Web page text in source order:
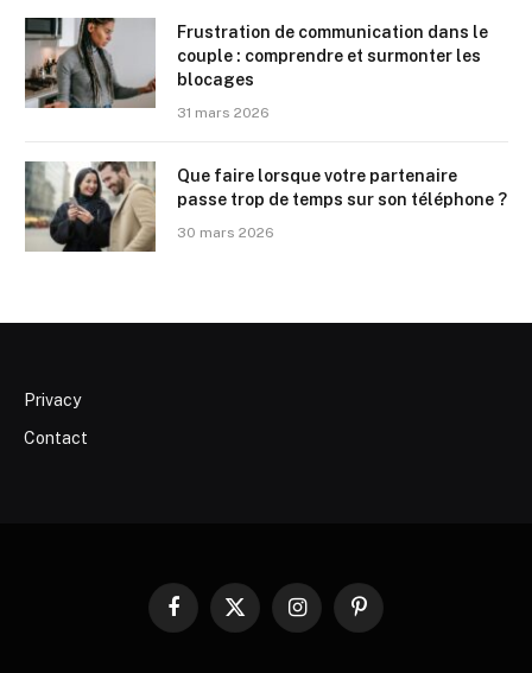
Frustration de communication dans le
couple : comprendre et surmonter les
blocages
31 mars 2026
Que faire lorsque votre partenaire
passe trop de temps sur son téléphone ?
30 mars 2026
Privacy
Contact
Facebook
X
InstagramPinterest